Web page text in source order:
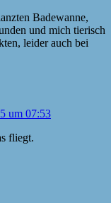
Badewanne,
und mich tierisch
leider auch bei
um 07:53
fliegt.